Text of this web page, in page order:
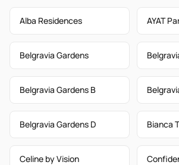
Alba Residences AYAT
Belgravia Gardens
Belgravia Gardens B
Belgravia Gardens D Bianca
Celine by Vision